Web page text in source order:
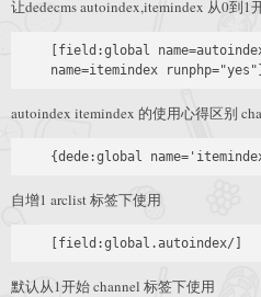
让dedecms autoindex,itemindex 从0到1
[field:global
autoindex itemindex 的使用心得区别
自增1 arclist 标签下使用
默认从1开始 channel 标签下使用